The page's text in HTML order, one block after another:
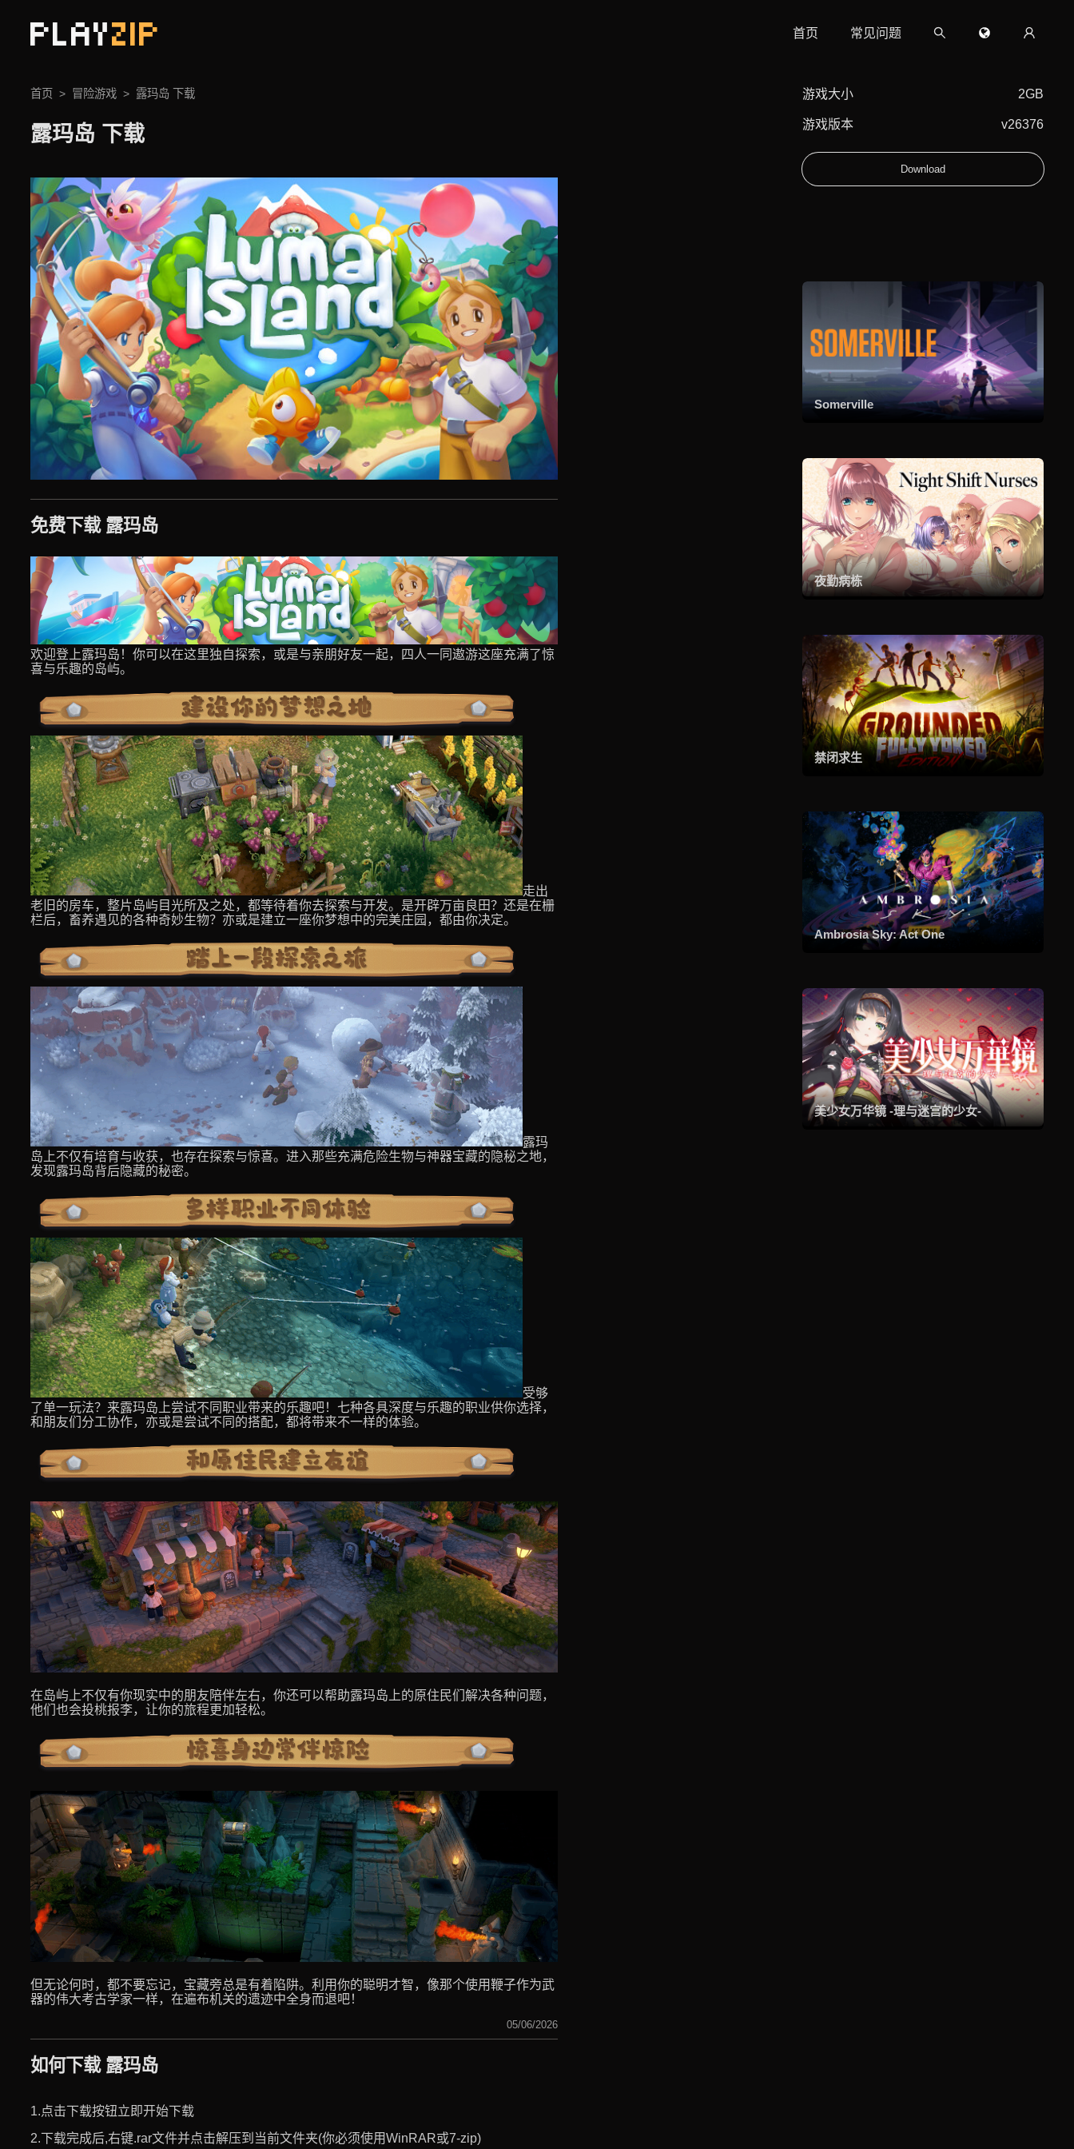
PLAYZIP 首页 常见问题
首页 冒险游戏 露玛岛 下载
露玛岛 下载
免费下载 露玛岛
欢迎登上露玛岛！你可以在这里独自探索，或是与亲朋好友一起，四人一同遨游这座充满了惊
喜与乐趣的岛屿。
走出
老旧的房车，整片岛屿目光所及之处，都等待着你去探索与开发。是开辟万亩良田？还是在栅
栏后，畜养遇见的各种奇妙生物？亦或是建立一座你梦想中的完美庄园，都由你决定。
露玛
岛上不仅有培育与收获，也存在探索与惊喜。进入那些充满危险生物与神器宝藏的隐秘之地，
发现露玛岛背后隐藏的秘密。
受够
了单一玩法？来露玛岛上尝试不同职业带来的乐趣吧！七种各具深度与乐趣的职业供你选择，
和朋友们分工协作，亦或是尝试不同的搭配，都将带来不一样的体验。
在岛屿上不仅有你现实中的朋友陪伴左右，你还可以帮助露玛岛上的原住民们解决各种问题，
他们也会投桃报李，让你的旅程更加轻松。
但无论何时，都不要忘记，宝藏旁总是有着陷阱。利用你的聪明才智，像那个使用鞭子作为武
器的伟大考古学家一样，在遍布机关的遗迹中全身而退吧！
05/06/2026
如何下载 露玛岛
1.点击下载按钮立即开始下载
2.下载完成后,右键.rar文件并点击解压到当前文件夹(你必须使用WinRAR或7-zip)
游戏大小 2GB
游戏版本 v26376
Download
Somerville
夜勤病栋
禁闭求生
Ambrosia Sky: Act One
美少女万华镜 -理与迷宫的少女-